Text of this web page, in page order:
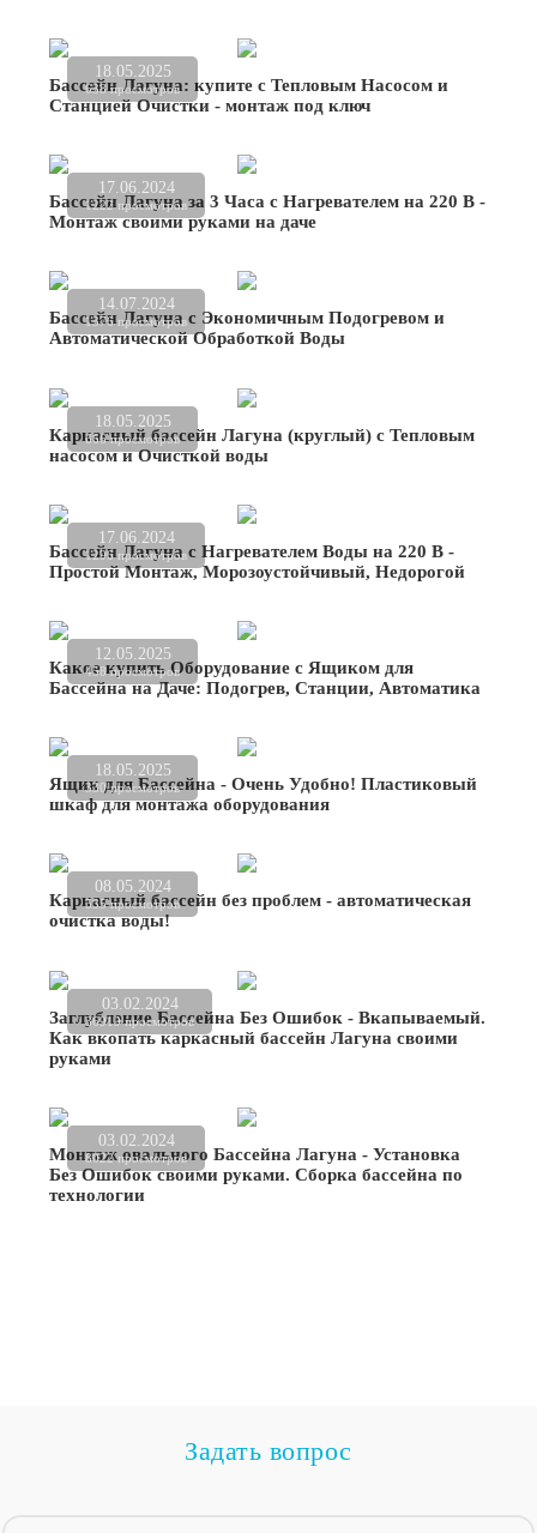
18.05.2025
638 просмотров
Бассейн Лагуна: купите с Тепловым Насосом и
Станцией Очистки - монтаж под ключ
17.06.2024
1222 просмотров
Бассейн Лагуна за 3 Часа с Нагревателем на 220 В -
Монтаж своими руками на даче
14.07.2024
1376 просмотров
Бассейн Лагуна с Экономичным Подогревом и
Автоматической Обработкой Воды
18.05.2025
666 просмотров
Каркасный бассейн Лагуна (круглый) с Тепловым
насосом и Очисткой воды
17.06.2024
1296 просмотров
Бассейн Лагуна с Нагревателем Воды на 220 В -
Простой Монтаж, Морозоустойчивый, Недорогой
12.05.2025
458 просмотров
Какое купить Оборудование с Ящиком для
Бассейна на Даче: Подогрев, Станции, Автоматика
18.05.2025
330 просмотров
Ящик для Бассейна - Очень Удобно! Пластиковый
шкаф для монтажа оборудования
08.05.2024
535 просмотров
Каркасный бассейн без проблем - автоматическая
очистка воды!
03.02.2024
36919 просмотров
Заглубление Бассейна Без Ошибок - Вкапываемый.
Как вкопать каркасный бассейн Лагуна своими
руками
03.02.2024
8022 просмотров
Монтаж овального Бассейна Лагуна - Установка
Без Ошибок своими руками. Сборка бассейна по
технологии
Задать вопрос